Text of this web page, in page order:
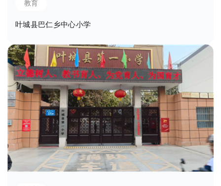
教育
叶城县巴仁乡中心小学